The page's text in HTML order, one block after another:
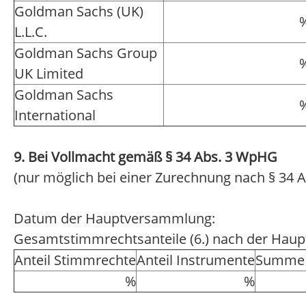
Goldman Sachs (UK)
L.L.C.
Goldman Sachs Group
UK Limited
Goldman Sachs
International
9. Bei Vollmacht gemäß § 34 Abs. 3 WpHG
(nur möglich bei einer Zurechnung nach § 34
Datum der Hauptversammlung:
Gesamtstimmrechtsanteile (6.) nach der
Anteil StimmrechteAnteil Instrumente
%
%